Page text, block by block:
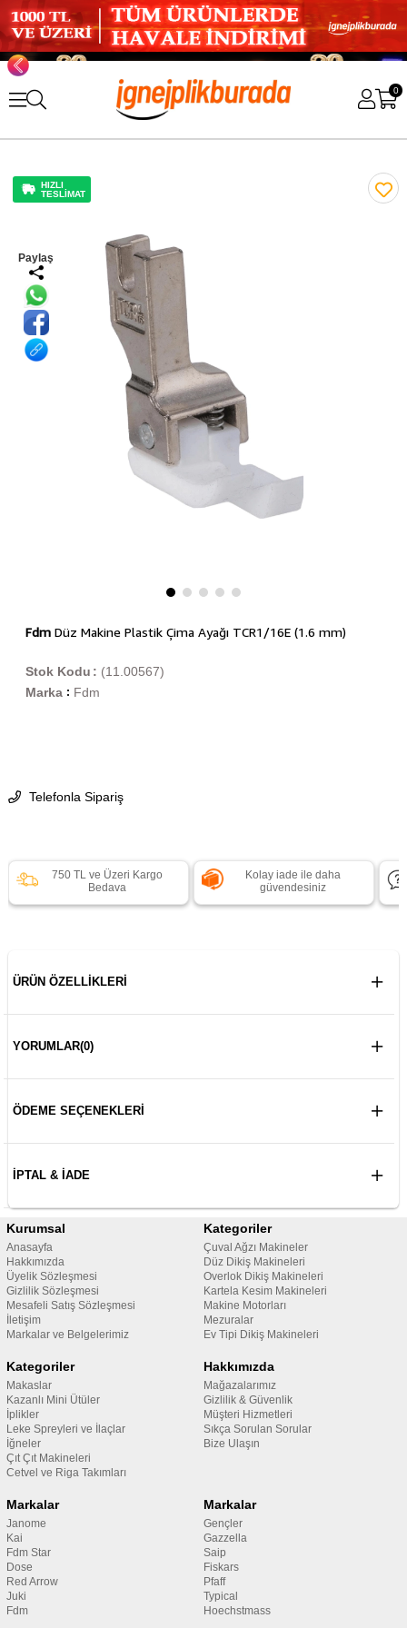
0
HIZLI
TESLİMAT
Paylaş
FdmDüz Makine Plastik Çima Ayağı TCR1/16E (1.6 mm)
(11.00567)
Stok Kodu
Marka : Fdm
Telefonla Sipariş
750 TL ve Üzeri Kargo
Bedava
Kolay iade ile daha
güvendesiniz
ÜRÜN ÖZELLIKLERI
YORUMLAR(0)
ÖDEME SEÇENEKLERI
İPTAL & İADE
Kurumsal
Anasayfa
Hakkımızda
Üyelik Sözleşmesi
Gizlilik Sözleşmesi
Mesafeli Satış Sözleşmesi
İletişim
Markalar ve Belgelerimiz
Kategoriler
Çuval Ağzı Makineler
Düz Dikiş Makineleri
Overlok Dikiş Makineleri
Kartela Kesim Makineleri
Makine Motorları
Mezuralar
Ev Tipi Dikiş Makineleri
Kategoriler
Makaslar
Kazanlı Mini Ütüler
İplikler
Leke Spreyleri ve İlaçlar
İğneler
Çıt Çıt Makineleri
Cetvel ve Riga Takımları
Hakkımızda
Mağazalarımız
Gizlilik & Güvenlik
Müşteri Hizmetleri
Sıkça Sorulan Sorular
Bize Ulaşın
Markalar
Janome
Kai
Fdm Star
Dose
Red Arrow
Juki
Fdm
Markalar
Gençler
Gazzella
Saip
Fiskars
Pfaff
Typical
Hoechstmass